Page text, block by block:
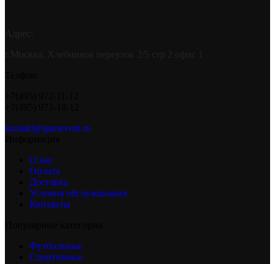
kontakt@gamevent.ru
О нас
Оплата
Доставка
Условия обслуживания
Контакты
Футбольные
Спортивные